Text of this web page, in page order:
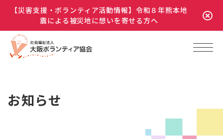
【災害支援・ボランティア活動情報】令和８年熊本地
震による被災地に想いを寄せる方へ
お知らせ